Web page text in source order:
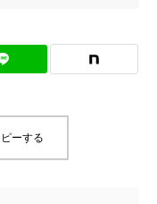
ーする